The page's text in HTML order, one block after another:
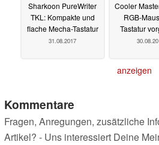
Sharkoon PureWriter
TKL: Kompakte und
flache Mecha-Tastatur
31.08.2017
Cooler
RGB-
Tastatur
anzeigen
Kommentare
Fragen, Anregungen, zusätzliche
Artikel? - Uns interessiert Deine